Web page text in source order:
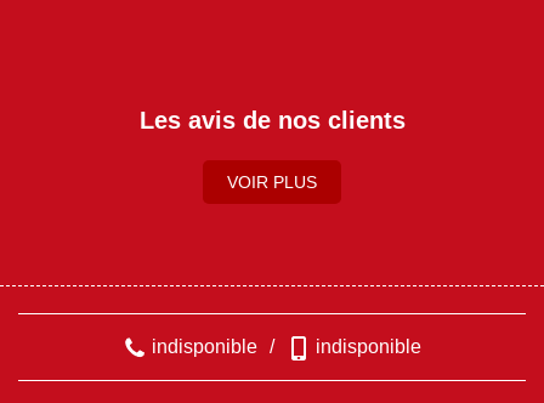
Les avis de nos clients
VOIR PLUS
indisponible / indisponible